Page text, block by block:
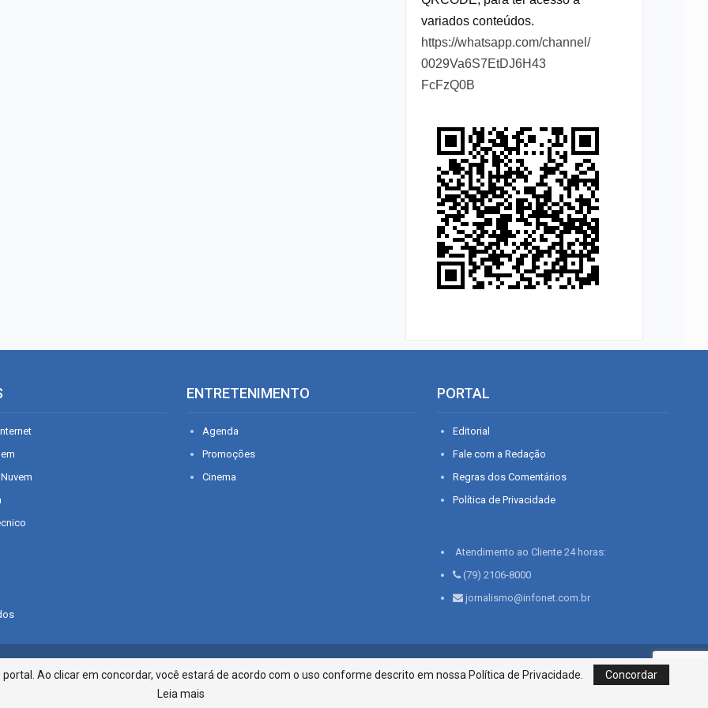
variados conteúdos.
https://whatsapp.com/channel/
0029Va6S7EtDJ6H43
FcFzQ0B
ENTRETENIMENTO
Agenda
Promoções
Cinema
PORTAL
Editorial
Fale com a Redação
Regras dos Comentários
Política de Privacidade
Atendimento ao Cliente 24 horas:
(79) 2106-8000
jornalismo@infonet.com.br
Infonet - Rua Monsenhor Silveira 276, Bairro São José | Aracaju-SE, CEP 49015-030, Fone: 79.2106.8000 - CI
Centro de Informações LTDA
Ao clicar em concordar, você estará de acordo com o uso conforme descrito em nossa Política de Privacidade.
Concordar
Leia mais